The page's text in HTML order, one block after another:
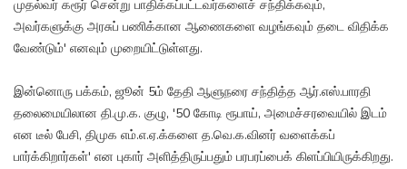
முதல்வர் கரூர் சென்று பாதிக்கப்பட்டவர்களைச் சந்திக்கவும்,
அவர்களுக்கு அரசுப் பணிக்கான ஆணைகளை வழங்கவும் தடை விதிக்க
வேண்டும்' எனவும் முறையிட்டுள்ளது.
இன்னொரு பக்கம், ஜூன் 5ம் தேதி ஆளுநரை சந்தித்த ஆர்.எஸ்.பாரதி
தலைமையிலான தி.மு.க. குழு, '50 கோடி ரூபாய், அமைச்சரவையில் இடம்
என டீல் பேசி, திமுக எம்.எ.ஏ.க்களை த.வெ.க.வினர் வளைக்கப்
பார்க்கிறார்கள்' என புகார் அளித்திருப்பதும் பரபரப்பைக் கிளப்பியிருக்கிறது.